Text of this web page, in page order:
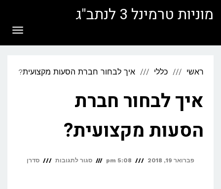
מוניות טרמינל 3 לנתב"ג
ראשי כללי איך לבחור חברת הסעות מקצועית?
איך לבחור חברת
הסעות מקצועית?
פברואר 19, 2018 5:08 pm סגור לתגובות על סדרן